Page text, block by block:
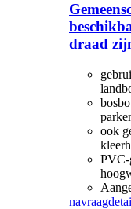
draad
ook
PVC-
navraag